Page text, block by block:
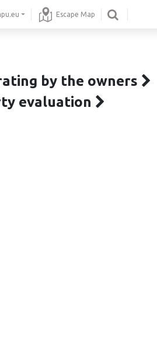
Escape Map
by the owners
evaluation